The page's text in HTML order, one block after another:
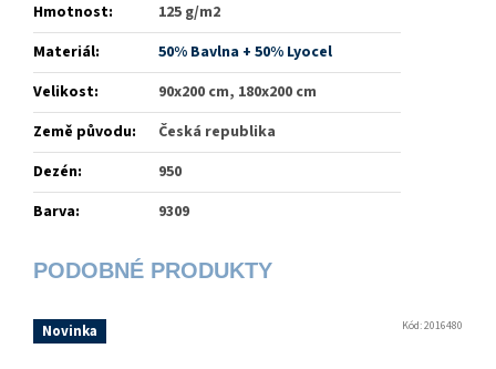
Hmotnost:
125 g/m2
Materiál:
50% Bavlna + 50% Lyocel
Velikost:
90x200 cm, 180x200 cm
Země původu:
Česká republika
Dezén:
950
Barva: 9309
Novinka Kód:2016480